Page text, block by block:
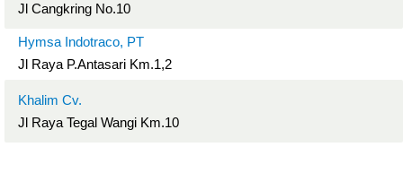
Jl Cangkring No.10
Hymsa Indotraco, PT
Jl Raya P.Antasari Km.1,2
Khalim Cv.
Jl Raya Tegal Wangi Km.10